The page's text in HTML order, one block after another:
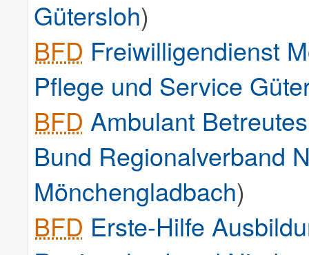
Gütersloh)
BFD Freiwilligendienst
Pflege und Service
BFD Ambulant
Bund Regionalverband
Mönchengladbach)
BFD Erste-Hilfe